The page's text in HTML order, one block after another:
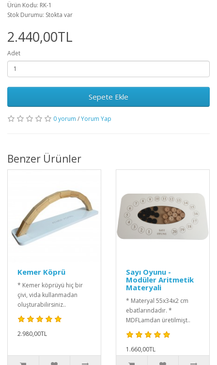
Ürün Kodu: RK-1
Stok Durumu: Stokta var
2.440,00TL
Adet
Sepete Ekle
0 yorum /Yorum Yap
Benzer Ürünler
Kemer Köprü
* Kemer köprüyü hiç bir
çivi, vida kullanmadan
oluşturabilirsiniz..
2.980,00TL
Sayı Oyunu -
Modüler Aritmetik
Materyali
* Materyal 55x34x2 cm
ebatlarındadır. *
MDFLamdan üretilmişt..
1.660,00TL